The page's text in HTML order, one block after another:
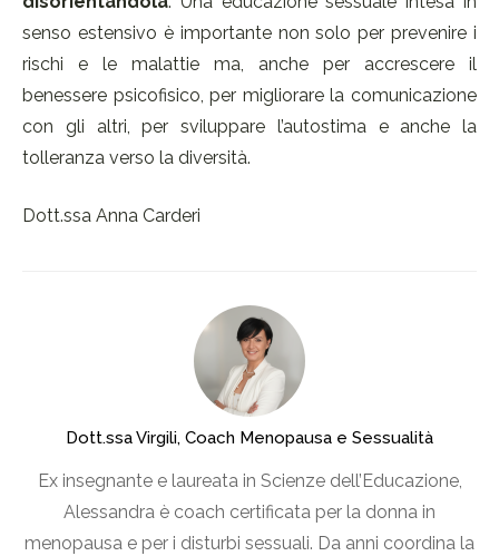
senso estensivo è importante non solo per prevenire i
rischi e le malattie ma, anche per accrescere il
benessere psicofisico, per migliorare la comunicazione
con gli altri, per sviluppare l’autostima e anche la
tolleranza verso la diversità.
Dott.ssa Anna Carderi
Dott.ssa Virgili, Coach Menopausa e Sessualità
Ex insegnante e laureata in Scienze dell’Educazione,
Alessandra è coach certificata per la donna in
menopausa e per i disturbi sessuali. Da anni coordina la